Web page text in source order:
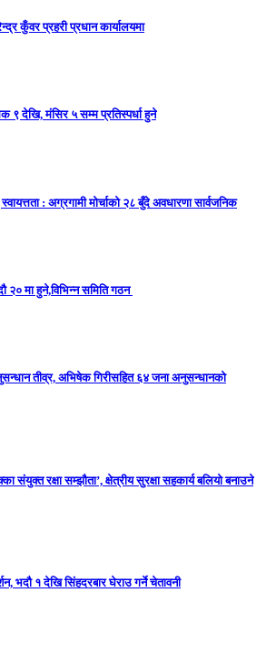
कुँवर प्रहरी प्रधान कार्यालयमा
९ देखि, मंसिर ५ सम्म प्रतिस्पर्धा हुने
: अग्रगामी मोर्चाको २८ बुँदे अवधारणा सार्वजनिक
२० मा हुने,विभिन्न समिति गठन
तीव्र, अभिषेक गिरीसहित ६४ जना अनुसन्धानको
संयुक्त रक्षा सम्झौता’, क्षेत्रीय सुरक्षा सहकार्य बलियो बनाउने
भदौ १ देखि सिंहदरबार घेराउ गर्ने चेतावनी